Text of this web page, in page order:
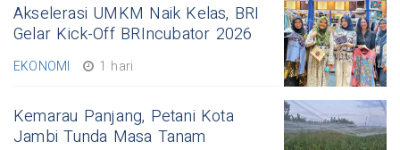
Akselerasi UMKM Naik Kelas, BRI
Gelar Kick-Off BRIncubator 2026
EKONOMI 1 hari
Kemarau Panjang, Petani Kota
Jambi Tunda Masa Tanam